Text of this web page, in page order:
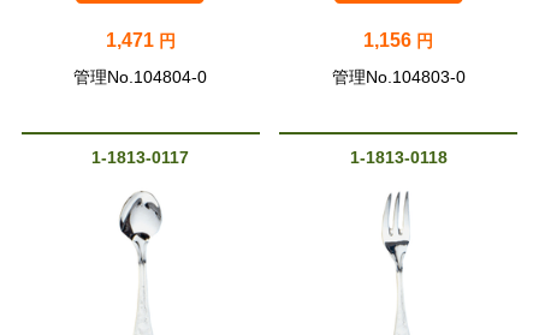
1,471 円
管理No.104804-0
1,156 円
管理No.104803-0
1-1813-0117 1-1813-0118